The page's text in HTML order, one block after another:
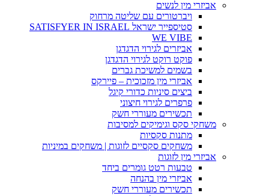
אביזרי מין לנשים
ויברטורים עם שליטה מרחוק
סטיספייר ישראל SATISFYER IN ISRAEL
WE VIBE
אביזרים לגירוי הדגדגן
פוקט רוקט לגירוי הדגדגן
בשמים למשיכת גברים
אביזרי מין מזכוכית – פיירקס
ביצים סיניות כדורי קיגל
פרפרים לגירוי חיצוני
תכשירים מעוררי חשק
משחקי סקס וגימיקים למסיבות
מתנות סקסיות
משחקים סקסיים לזוגות | משחקים במיניות
אביזרי מין לזוגות
טבעות רטט גומרים ביחד
אביזרי מין בהנחה
תכשירים מעוררי חשק